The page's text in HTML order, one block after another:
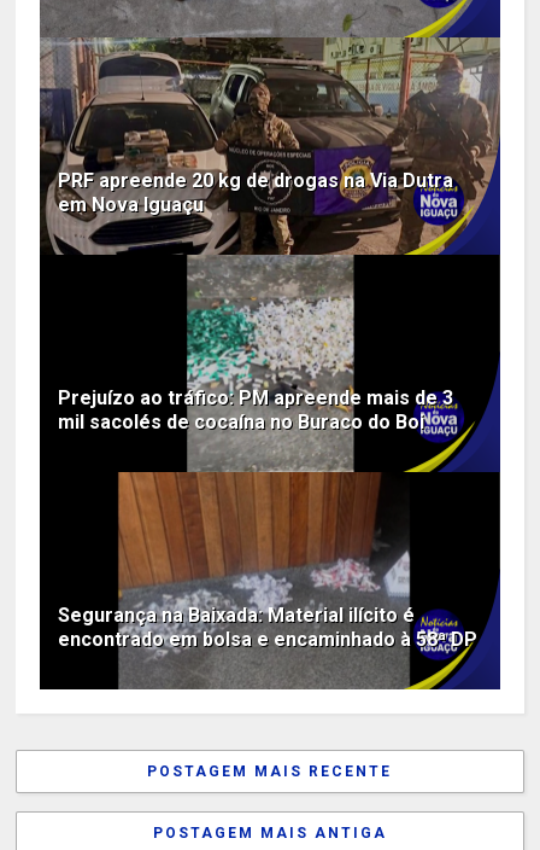
PRF apreende 20 kg de drogas na Via Dutra
em Nova Iguaçu
Prejuízo ao tráfico: PM apreende mais de 3
mil sacolés de cocaína no Buraco do Boi
Segurança na Baixada: Material ilícito é
encontrado em bolsa e encaminhado à 58ª DP
POSTAGEM MAIS RECENTE
POSTAGEM MAIS ANTIGA